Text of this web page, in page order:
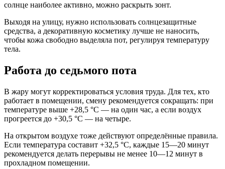
солнце наиболее активно, можно раскрыть зонт.
Выходя на улицу, нужно использовать солнцезащитные
средства, а декоративную косметику лучше не наносить,
чтобы кожа свободно выделяла пот, регулируя температуру
тела.
Работа до седьмого пота
В жару могут корректироваться условия труда. Для тех, кто
работает в помещении, смену рекомендуется сокращать: при
температуре выше +28,5 °C — на один час, а если воздух
прогреется до +30,5 °C — на четыре.
На открытом воздухе тоже действуют определённые правила.
Если температура составит +32,5 °C, каждые 15—20 минут
рекомендуется делать перерывы не менее 10—12 минут в
прохладном помещении.